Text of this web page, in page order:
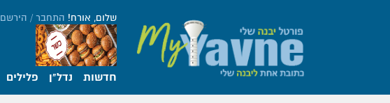
שלום, אורח! התחבר / הירשם
חדשות נדל"ן פלילים